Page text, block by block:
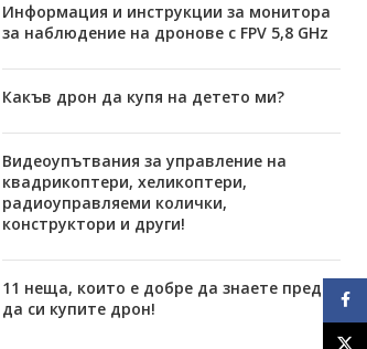
Информация и инструкции за монитора
за наблюдение на дронове с FPV 5,8 GHz
Какъв дрон да купя на детето ми?
Видеоупътвания за управление на
квадрикоптери, хеликоптери,
радиоуправляеми колички,
конструктори и други!
11 неща, които е добре да знаете преди
да си купите дрон!